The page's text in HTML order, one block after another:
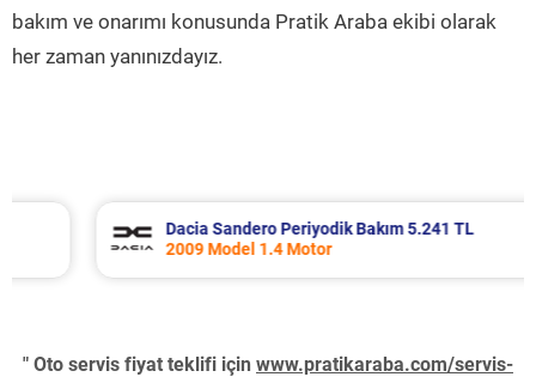
bakım ve onarımı konusunda Pratik Araba ekibi olarak
her zaman yanınızdayız.
Dacia Sandero Periyodik Bakım 5.241 TL
2009 Model 1.4 Motor
" Oto servis fiyat teklifi için www.pratikaraba.com/servis-